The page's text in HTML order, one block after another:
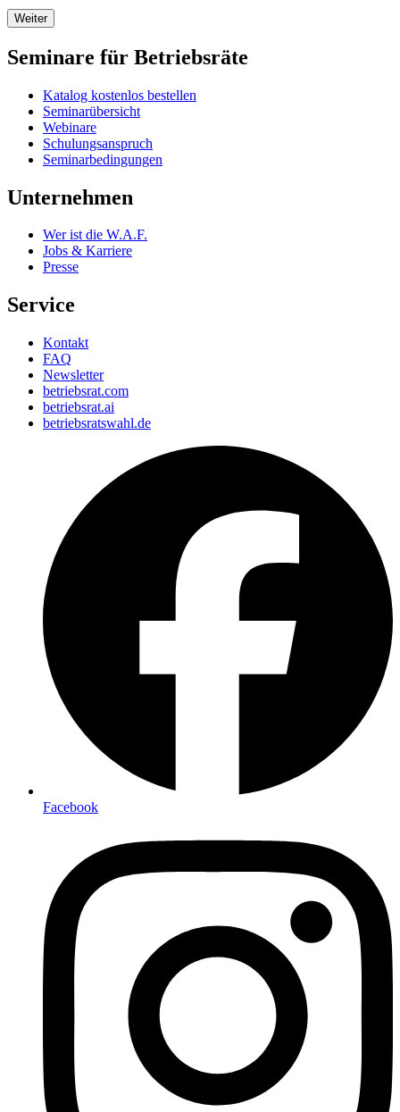
Weiter
Seminare für Betriebsräte
Katalog kostenlos bestellen
Seminarübersicht
Webinare
Schulungsanspruch
Seminarbedingungen
Unternehmen
Wer ist die W.A.F.
Jobs & Karriere
Presse
Service
Kontakt
FAQ
Newsletter
betriebsrat.com
betriebsrat.ai
betriebsratswahl.de
Facebook